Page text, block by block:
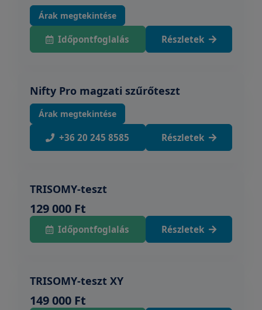
Árak megtekintése
Időpontfoglalás Részletek
Nifty Pro magzati szűrőteszt
Árak megtekintése
+36 20 245 8585 Részletek
TRISOMY-teszt
129 000 Ft
Időpontfoglalás Részletek
TRISOMY-teszt XY
149 000 Ft